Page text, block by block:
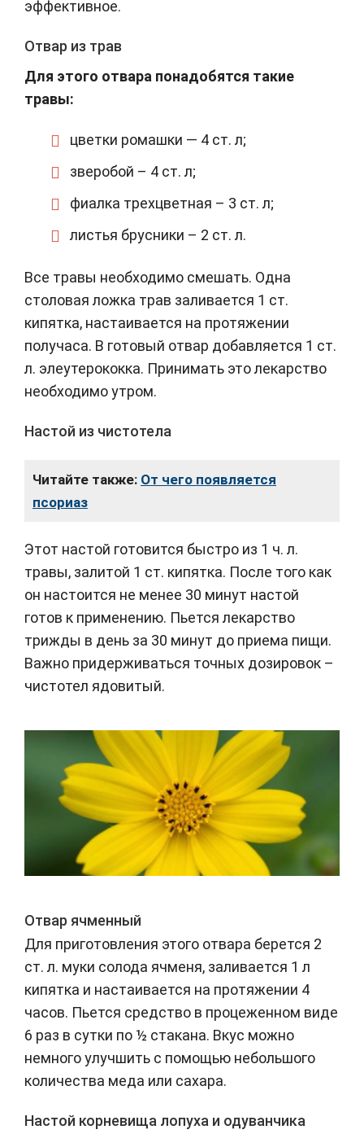
эффективное.
Отвар из трав
Для этого отвара понадобятся такие
травы:
цветки ромашки — 4 ст. л;
зверобой – 4 ст. л;
фиалка трехцветная – 3 ст. л;
листья брусники – 2 ст. л.
Все травы необходимо смешать. Одна
столовая ложка трав заливается 1 ст.
кипятка, настаивается на протяжении
получаса. В готовый отвар добавляется 1 ст.
л. элеутерококка. Принимать это лекарство
необходимо утром.
Настой из чистотела
Читайте также: От чего появляется
псориаз
Этот настой готовится быстро из 1 ч. л.
травы, залитой 1 ст. кипятка. После того как
он настоится не менее 30 минут настой
готов к применению. Пьется лекарство
трижды в день за 30 минут до приема пищи.
Важно придерживаться точных дозировок –
чистотел ядовитый.
Отвар ячменный
Для приготовления этого отвара берется 2
ст. л. муки солода ячменя, заливается 1 л
кипятка и настаивается на протяжении 4
часов. Пьется средство в процеженном виде
6 раз в сутки по ½ стакана. Вкус можно
немного улучшить с помощью небольшого
количества меда или сахара.
Настой корневища лопуха и одуванчика